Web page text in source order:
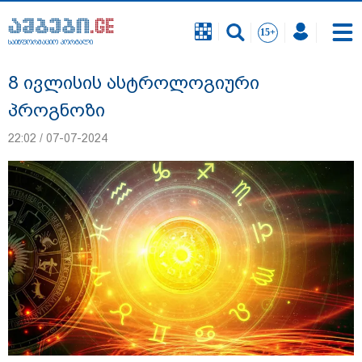
საინფორმაციო პორტალი
გურამ დადიანიძის გაუჩინარების საქმის
ფარგლებში შსს ტერიტორიის ხელახალ
შემოწმებას იწყებს - შსს განცხადებას
ავრცელებს
საინფორმაციო პორტალი
8 ივლისის ასტროლოგიური
პროგნოზი
22:02 / 07-07-2024